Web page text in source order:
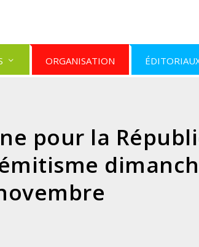
ORGANISATION
pour la